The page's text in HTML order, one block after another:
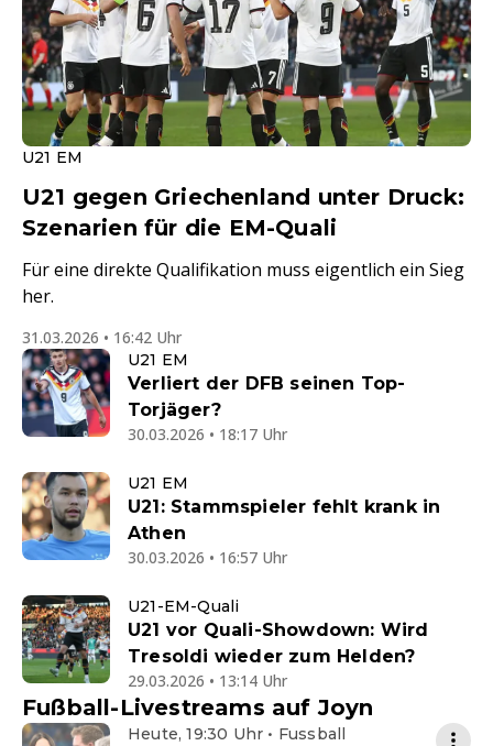
U21 EM
U21 gegen Griechenland unter Druck:
Szenarien für die EM-Quali
Für eine direkte Qualifikation muss eigentlich ein Sieg
her.
31.03.2026 • 16:42 Uhr
U21 EM
Verliert der DFB seinen Top-
Torjäger?
30.03.2026 • 18:17 Uhr
U21 EM
U21: Stammspieler fehlt krank in
Athen
30.03.2026 • 16:57 Uhr
U21-EM-Quali
U21 vor Quali-Showdown: Wird
Tresoldi wieder zum Helden?
29.03.2026 • 13:14 Uhr
Fußball-Livestreams auf Joyn
Heute, 19:30 Uhr • Fussball